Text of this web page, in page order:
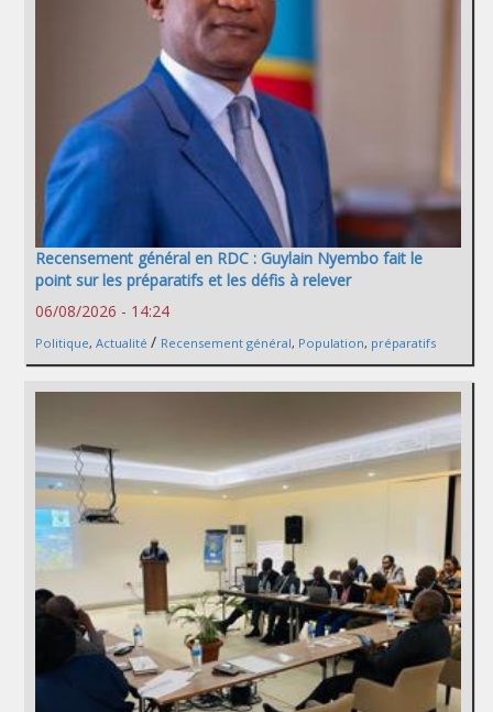
Recensement général en RDC : Guylain Nyembo fait le
point sur les préparatifs et les défis à relever
06/08/2026 - 14:24
Politique, Actualité / Recensement général, Population, préparatifs